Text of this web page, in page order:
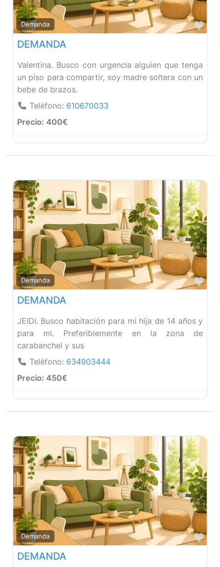
Demanda
DEMANDA
Valentina. Busco con urgencia alguien que tenga
un piso para compartir, soy madre soltera con un
bebe de brazos.
Teléfono: 610670033
Precio: 400€
Demanda
DEMANDA
JEIDI. Busco habitación para mi hija de 14 años y
para mi. Preferiblemente en la zona de
carabanchel y sus
Teléfono: 634903444
Precio: 450€
Demanda
DEMANDA